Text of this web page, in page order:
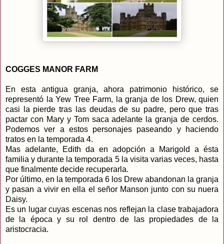
COGGES MANOR FARM
En esta antigua granja, ahora patrimonio histórico, se
representó la Yew Tree Farm, la granja de los Drew, quien
casi la pierde tras las deudas de su padre, pero que tras
pactar con Mary y Tom saca adelante la granja de cerdos.
Podemos ver a estos personajes paseando y haciendo
tratos en la temporada 4.
Mas adelante, Edith da en adopción a Marigold a ésta
familia y durante la temporada 5 la visita varias veces, hasta
que finalmente decide recuperarla.
Por último, en la temporada 6 los Drew abandonan la granja
y pasan a vivir en ella el señor Manson junto con su nuera
Daisy.
Es un lugar cuyas escenas nos reflejan la clase trabajadora
de la época y su rol dentro de las propiedades de la
aristocracia.